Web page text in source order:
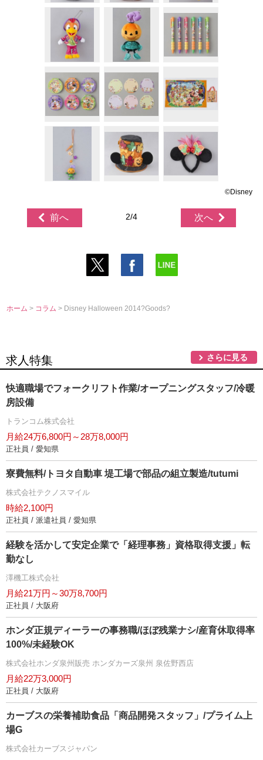
©Disney
前へ 次へ
2/4
ホーム > コラム> Disney Halloween 2014?Goods?
求人特集 さらに見る
快適職場でフォークリフト作業/オープニングスタッフ/冷暖
房設備
トランコム株式会社
月給24万6,800円～28万8,000円
正社員 / 愛知県
寮費無料/トヨタ自動車 堤工場で部品の組立製造/tutumi
株式会社テクノスマイル
時給2,100円
正社員 / 派遣社員 / 愛知県
経験を活かして安定企業で「経理事務」資格取得支援」転
勤なし
澤機工株式会社
月給21万円～30万8,700円
正社員 / 大阪府
ホンダ正規ディーラーの事務職/ほぼ残業ナシ/産育休取得率
100%/未経験OK
株式会社ホンダ泉州販売 ホンダカーズ泉州 泉佐野西店
月給22万3,000円
正社員 / 大阪府
カーブスの栄養補助食品「商品開発スタッフ」/プライム上
場G
株式会社カーブスジャパン